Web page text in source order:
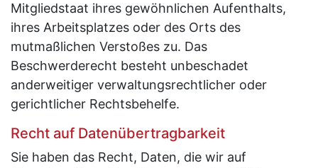
Mitgliedstaat ihres gewöhnlichen Aufenthalts,
ihres Arbeitsplatzes oder des Orts des
mutmaßlichen Verstoßes zu. Das
Beschwerderecht besteht unbeschadet
anderweitiger verwaltungsrechtlicher oder
gerichtlicher Rechtsbehelfe.
Recht auf Datenübertragbarkeit
Sie haben das Recht, Daten, die wir auf